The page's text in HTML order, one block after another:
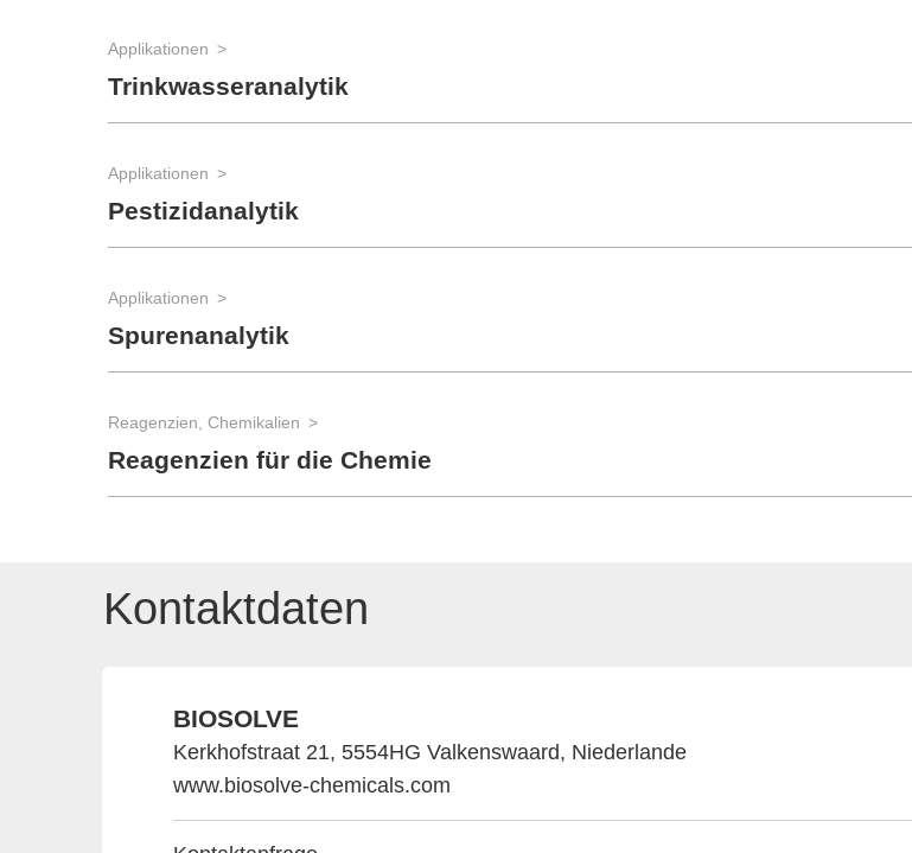
Applikationen
Trinkwasseranalytik
Applikationen
Pestizidanalytik
Applikationen
Spurenanalytik
Reagenzien, Chemikalien
Reagenzien für die Chemie
Kontaktdaten
BIOSOLVE
Kerkhofstraat 21, 5554HG Valkenswaard, Niederlande
www.biosolve-chemicals.com